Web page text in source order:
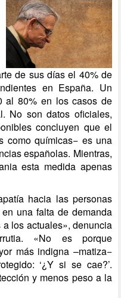
de sus días el 40% de
en España. Un
al 80% en los casos de
No son datos oficiales,
concluyen que el
como químicas− es una
españolas. Mientras,
esta medida apenas
hacia las personas
una falta de demanda
los actuales», denuncia
«No es porque
más indigna –matiza−
‘¿Y si se cae?’.
y menos peso a la